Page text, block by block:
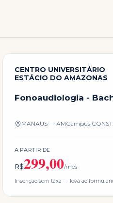
CENTRO UNIVERSITÁRIO
ESTÁCIO DO AMAZONAS
Fonoaudiologia -
MANAUS — AMCampus
A PARTIR DE
R$299,00/mês
Inscrição sem taxa — leva ao